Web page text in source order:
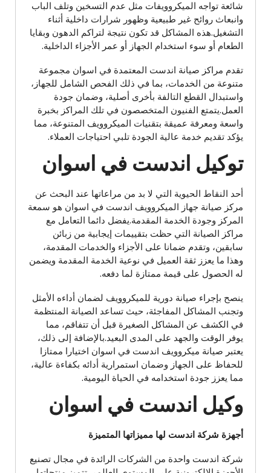
شائعة تواجه الميكروويفات مثل عدم التسخين وتلف الباب
وانبعاث روائح غير طبيعية وظهور شرارات داخلية أثناء
التشغيل.هذه المشاكل قد تكون نتيجة لتراكم الدهون وبقايا
الطعام أو سوء استخدام الجهاز أو عمر الأجزاء الداخلية.
تقدم مراكز صيانة اندست المعتمدة في اسوان مجموعة
متنوعة من الخدمات، بما في ذلك الفحص الشامل للجهاز،
واستبدال القطع التالفة بأخرى أصلية، وضمان جودة
العمل.يتمتع الفنيون المتخصصون في تلك المراكز بخبرة
واسعة ومعرفة عميقة بتقنيات الميكروويف المتنوعة، مما
يؤكد تقديم خدمة عالية الجودة تلبي احتياجات العملاء.
توكيل اندست في اسوان
أحد النقاط الحيوية التي لا بد من مراعاتها عند البحث عن
مركز صيانة جهاز الميكروويف اندست في اسوان هو سمعة
المركز وجودة الخدمة المقدمة.يفضل دائما التعامل مع
مراكز الصيانة التي حظت بتقييمات إيجابية من زبائن
سابقين، وتقدم ضمانا على الأجزاء والخدمات المقدمة،
وهذا ما يعزز ثقة العميل في نوعية الخدمة المقدمة ويضمن
له الحصول على قيمة ممتازة لما دفعه.
ينصح بإجراء صيانة دورية للميكروويف لضمان أداءه الأمثل
وتجنب المشاكل المفاجئة، حيث تساعد الصيانة المنتظمة
في الكشف عن المشاكل الصغيرة قبل أن تتفاقم، مما
يوفر الوقت والجهد على المدى البعيد.بالإضافة إلى ذلك،
يعتبر صيانة ميكروويف اندست في اسوان اختيارا ممتازا
للحفاظ على الجهاز وضمان استمرارية أدائه بكفاءة عالية،
مما يعزز جودة استخدامه في الحياة اليومية.
وكيل اندست في اسوان
أجهزة شركة اندست لها مميزاتها المتميزة
شركة اندست واحدة من الشركات الرائدة في مجال تصنيع